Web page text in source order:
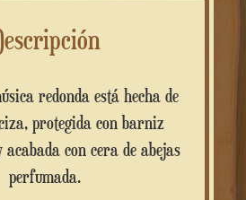
protegida con barniz
con cera de abejas
perfumada.